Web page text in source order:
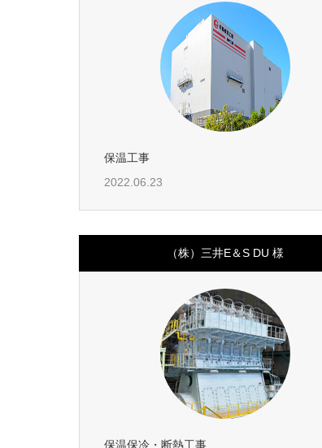
保温工事
2022.06.23
（株）三井E＆S DU 様
保温保冷・断熱工事